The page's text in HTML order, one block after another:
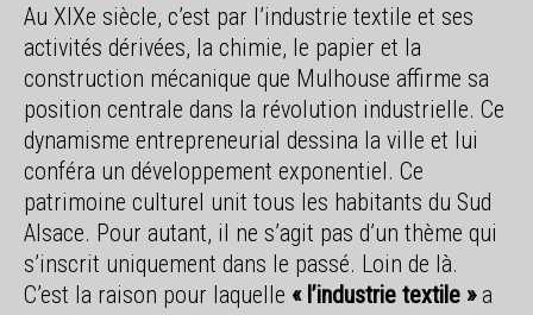
Au XIXe siècle, c’est par l’industrie textile et ses
activités dérivées, la chimie, le papier et la
construction mécanique que Mulhouse affirme sa
position centrale dans la révolution industrielle. Ce
dynamisme entrepreneurial dessina la ville et lui
conféra un développement exponentiel. Ce
patrimoine culturel unit tous les habitants du Sud
Alsace. Pour autant, il ne s’agit pas d’un thème qui
s’inscrit uniquement dans le passé. Loin de là.
C’est la raison pour laquelle « l’industrie textile »a